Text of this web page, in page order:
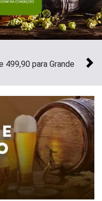
499,90 para Grande